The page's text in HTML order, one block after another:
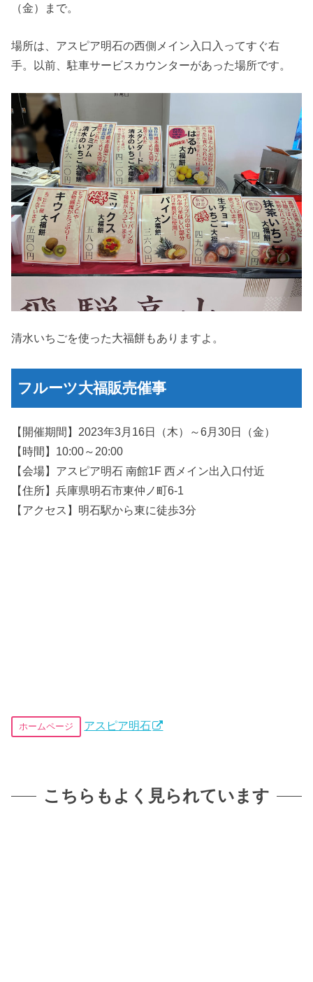
（金）まで。
場所は、アスピア明石の西側メイン入口入ってすぐ右
手。以前、駐車サービスカウンターがあった場所です。
清水いちごを使った大福餅もありますよ。
フルーツ大福販売催事
【開催期間】2023年3月16日（木）～6月30日（金）
【時間】10:00～20:00
【会場】アスピア明石 南館1F 西メイン出入口付近
【住所】兵庫県明石市東仲ノ町6-1
【アクセス】明石駅から東に徒歩3分
ホームページ アスピア明石
こちらもよく見られています